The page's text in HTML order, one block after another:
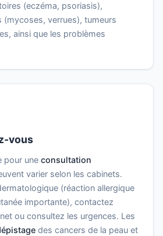
(eczéma, psoriasis),
(mycoses, verrues), tumeurs
ainsi que les problèmes
vous
pour une consultation
varier selon les cabinets.
(réaction allergique
importante), contactez
ou consultez les urgences. Les
des cancers de la peau et